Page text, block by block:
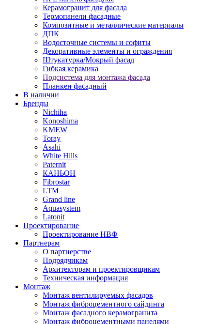
Керамогранит для фасада
Термопанели фасадные
Композитные и металлические материалы
ДПК
Водосточные системы и софиты
Декоративные элементы и ограждения
Штукатурка/Мокрый фасад
Гибкая керамика
Подсистема для монтажа фасада
Планкен фасадный
В наличии
Бренды
Nichiha
Konoshima
KMEW
Toray
Asahi
White Hills
Paternit
КАНЬОН
Fibrostar
LTM
Grand line
Aquasystem
Latonit
Проектирование
Проектирование НВФ
Партнерам
О партнерстве
Подрядчикам
Архитекторам и проектировщикам
Техническая информация
Монтаж
Монтаж вентилируемых фасадов
Монтаж фиброцементного сайдинга
Монтаж фасадного керамогранита
Монтаж фиброцементными панелями